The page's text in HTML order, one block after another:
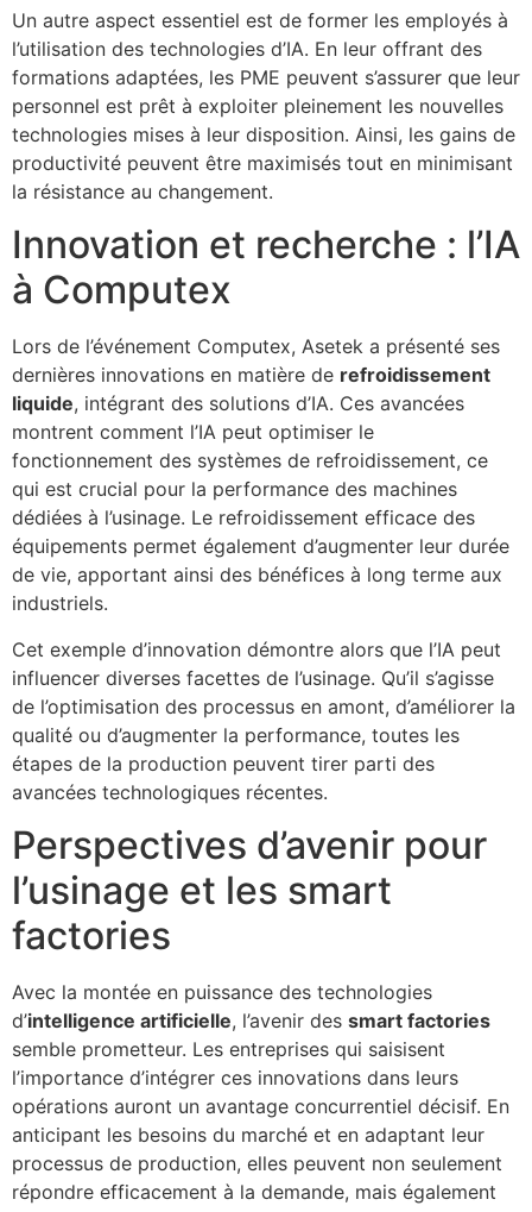
Un autre aspect essentiel est de former les employés à
l’utilisation des technologies d’IA. En leur offrant des
formations adaptées, les PME peuvent s’assurer que leur
personnel est prêt à exploiter pleinement les nouvelles
technologies mises à leur disposition. Ainsi, les gains de
productivité peuvent être maximisés tout en minimisant
la résistance au changement.
Innovation et recherche : l’IA
à Computex
Lors de l’événement Computex, Asetek a présenté ses
dernières innovations en matière de refroidissement
liquide, intégrant des solutions d’IA. Ces avancées
montrent comment l’IA peut optimiser le
fonctionnement des systèmes de refroidissement, ce
qui est crucial pour la performance des machines
dédiées à l’usinage. Le refroidissement efficace des
équipements permet également d’augmenter leur durée
de vie, apportant ainsi des bénéfices à long terme aux
industriels.
Cet exemple d’innovation démontre alors que l’IA peut
influencer diverses facettes de l’usinage. Qu’il s’agisse
de l’optimisation des processus en amont, d’améliorer la
qualité ou d’augmenter la performance, toutes les
étapes de la production peuvent tirer parti des
avancées technologiques récentes.
Perspectives d’avenir pour
l’usinage et les smart
factories
Avec la montée en puissance des technologies
d’intelligence artificielle, l’avenir des smart factories
semble prometteur. Les entreprises qui saisisent
l’importance d’intégrer ces innovations dans leurs
opérations auront un avantage concurrentiel décisif. En
anticipant les besoins du marché et en adaptant leur
processus de production, elles peuvent non seulement
répondre efficacement à la demande, mais également